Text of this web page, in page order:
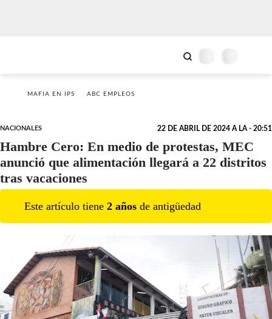
MAFIA EN IPS ABC EMPLEOS
NACIONALES 22 DE ABRIL DE 2024 A LA - 20:51
Hambre Cero: En medio de protestas, MEC
anunció que alimentación llegará a 22 distritos
tras vacaciones
Este artículo tiene 2 años de antigüedad